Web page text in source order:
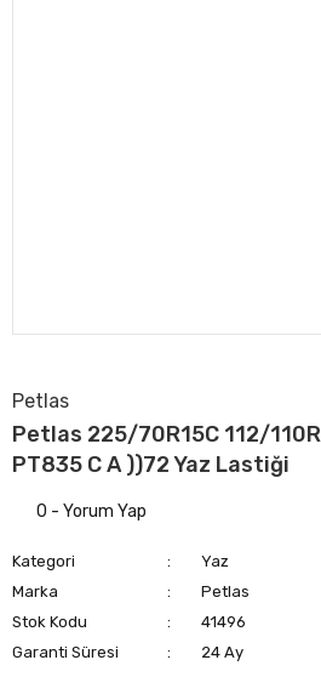
Petlas
Petlas 225/70R15C 112/110R
PT835 C A ))72 Yaz Lastiği
0 - Yorum Yap
Kategori
Yaz
Marka
Petlas
Stok Kodu
41496
Garanti Süresi
24 Ay